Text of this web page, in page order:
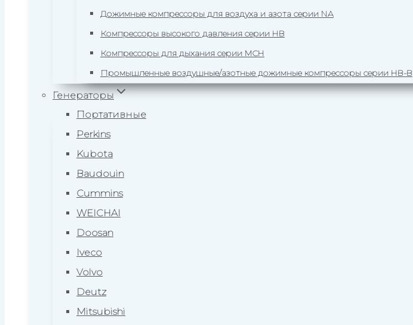
Дожимные компрессоры для воздуха и азота серии NA
Компрессоры высокого давления серии HB
Компрессоры для дыхания серии MCH
Промышленные воздушные/азотные дожимные компрессоры серии HB-B
Генераторы
Портативные
Perkins
Kubota
Baudouin
Cummins
WEICHAI
Doosan
Iveco
Volvo
Deutz
Mitsubishi